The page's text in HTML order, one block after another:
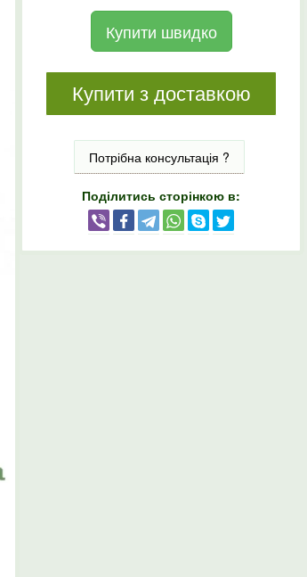
Купити швидко
Купити з доставкою
Потрібна консультація ?
Поділитись сторінкою в: